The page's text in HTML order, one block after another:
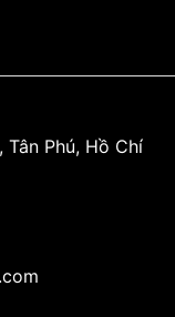
Tân Phú, Hồ Chí